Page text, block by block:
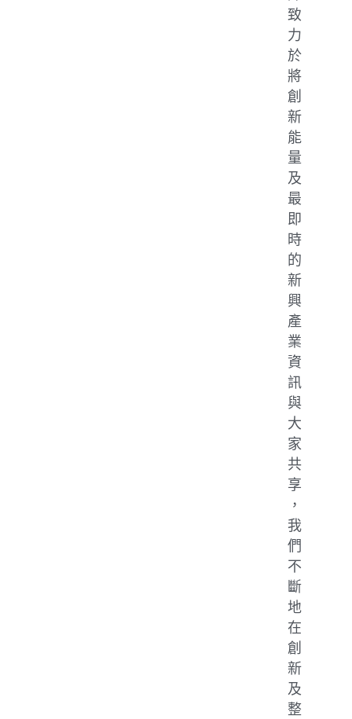
致
力
於
將
創
新
能
量
及
最
即
時
的
新
興
產
業
資
訊
與
大
家
共
享
，
我
們
不
斷
地
在
創
新
及
整